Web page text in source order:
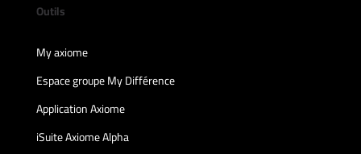
Outils
My axiome
Espace groupe My Différence
Application Axiome
iSuite Axiome Alpha